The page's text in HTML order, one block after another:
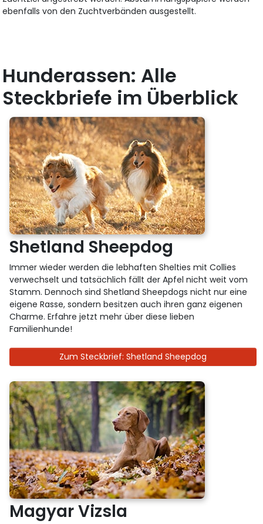
ebenfalls von den Zuchtverbänden ausgestellt.
Hunderassen: Alle
Steckbriefe im Überblick
Shetland Sheepdog
Immer wieder werden die lebhaften Shelties mit Collies
verwechselt und tatsächlich fällt der Apfel nicht weit vom
Stamm. Dennoch sind Shetland Sheepdogs nicht nur eine
eigene Rasse, sondern besitzen auch ihren ganz eigenen
Charme. Erfahre jetzt mehr über diese lieben
Familienhunde!
Zum Steckbrief: Shetland Sheepdog
Magyar Vizsla